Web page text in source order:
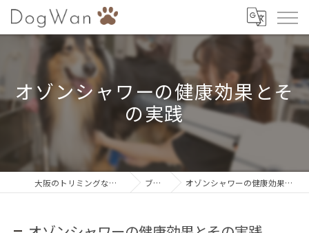
オゾンシャワーの健康効果とそ
の実践
大阪のトリミングならDogWan ブログ オゾンシャワーの健康効果とその実践